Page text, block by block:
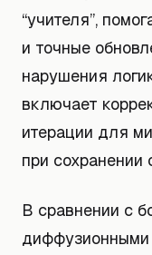
“учителя”,
и точные
нарушения
включает
итерации для
при сохранении
В сравнении с